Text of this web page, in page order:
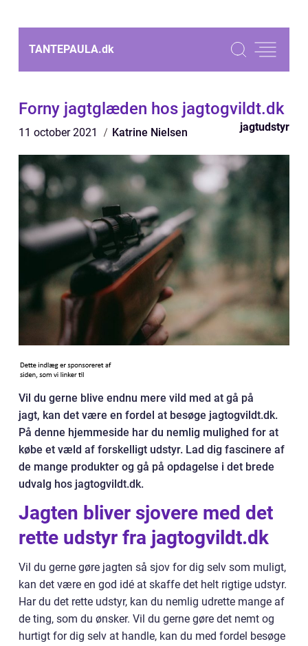
TANTEPAULA.dk
Forny jagtglæden hos jagtogvildt.dk
11 october 2021 Katrine Nielsen jagtudstyr
Vil du gerne blive endnu mere vild med at gå på
jagt, kan det være en fordel at besøge jagtogvildt.dk.
På denne hjemmeside har du nemlig mulighed for at
købe et væld af forskelligt udstyr. Lad dig fascinere af
de mange produkter og gå på opdagelse i det brede
udvalg hos jagtogvildt.dk.
Jagten bliver sjovere med det
rette udstyr fra jagtogvildt.dk
Vil du gerne gøre jagten så sjov for dig selv som muligt,
kan det være en god idé at skaffe det helt rigtige udstyr.
Har du det rette udstyr, kan du nemlig udrette mange af
de ting, som du ønsker. Vil du gerne gøre det nemt og
hurtigt for dig selv at handle, kan du med fordel besøge